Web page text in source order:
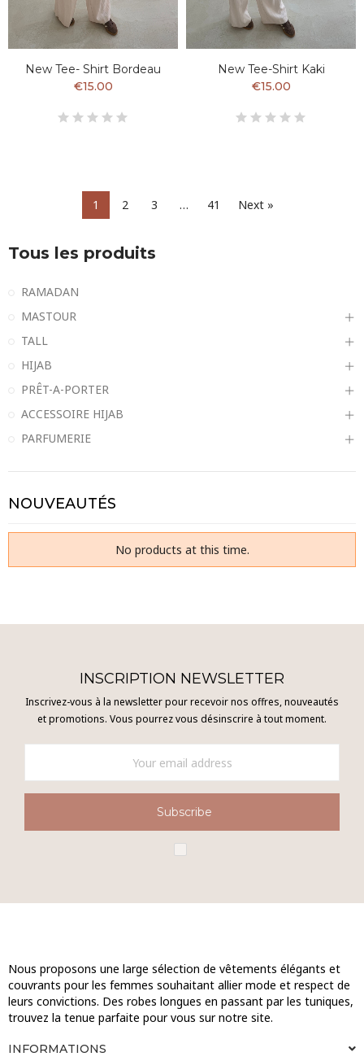
New Tee- Shirt Bordeau
€15.00
New Tee-Shirt Kaki
€15.00
1 2 3 … 41 Next »
Tous les produits
RAMADAN
MASTOUR
TALL
HIJAB
PRÊT-A-PORTER
ACCESSOIRE HIJAB
PARFUMERIE
NOUVEAUTÉS
No products at this time.
INSCRIPTION NEWSLETTER
Inscrivez-vous à la newsletter pour recevoir nos offres, nouveautés
et promotions. Vous pourrez vous désinscrire à tout moment.
Subscribe
Nous proposons une large sélection de vêtements élégants et
couvrants pour les femmes souhaitant allier mode et respect de
leurs convictions. Des robes longues en passant par les tuniques,
trouvez la tenue parfaite pour vous sur notre site.
INFORMATIONS